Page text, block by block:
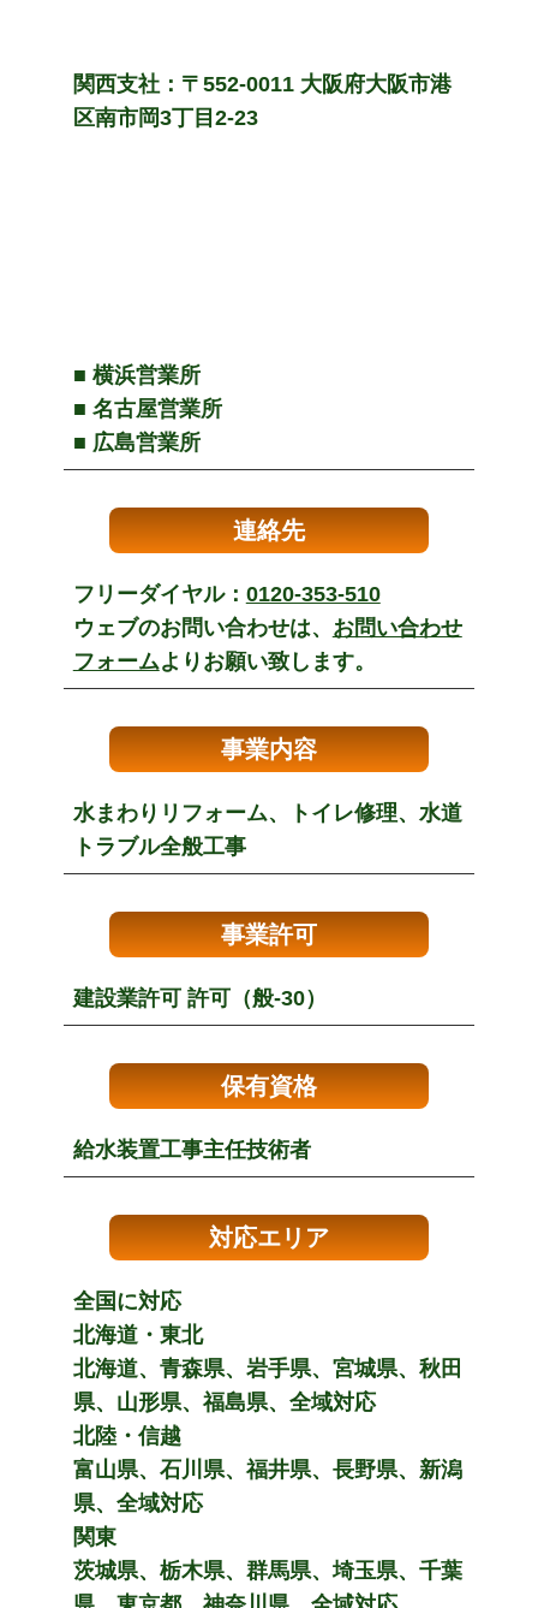
関西支社：〒552-0011 大阪府大阪市港
区南市岡3丁目2-23
■ 横浜営業所
■ 名古屋営業所
■ 広島営業所
連絡先
フリーダイヤル： 0120-353-510
ウェブのお問い合わせは、 お問い合わせ
フォームよりお願い致します。
事業内容
水まわりリフォーム、トイレ修理、水道
トラブル全般工事
事業許可
建設業許可 許可（般-30）
保有資格
給水装置工事主任技術者
対応エリア
全国に対応
北海道・東北
北海道、青森県、岩手県、宮城県、秋田
県、山形県、福島県、全域対応
北陸・信越
富山県、石川県、福井県、長野県、新潟
県、全域対応
関東
茨城県、栃木県、群馬県、埼玉県、千葉